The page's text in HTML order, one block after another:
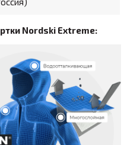
Nordski Extreme: